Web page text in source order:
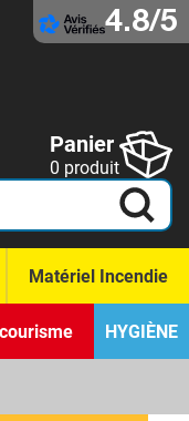
4.8/5
Panier
0 produit
Matériel Incendie
HYGIÈNE